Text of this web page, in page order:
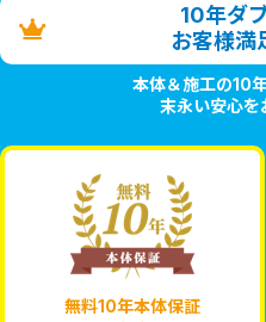
10年ダ
お客様満
本体＆施工の10
末永い安心を
無料10年本体保証